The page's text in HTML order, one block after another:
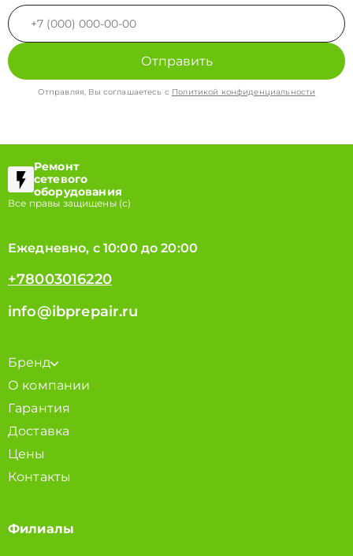
Отправить
Отправляя, Вы соглашаетесь с Политикой конфиденциальности
Ремонт
сетевого
оборудования
Все правы защищены (с)
Ежедневно, с 10:00 до 20:00
+78003016220
info@ibprepair.ru
Бренд
О компании
Гарантия
Доставка
Цены
Контакты
Филиалы